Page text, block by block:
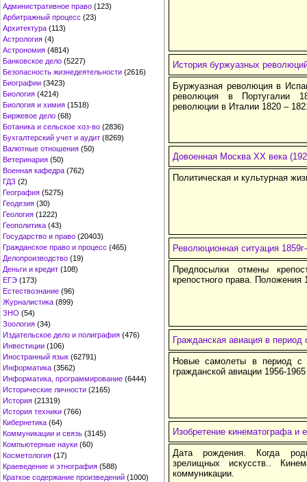
Административное право (123)
Арбитражный процесс (23)
Архитектура (113)
Астрология (4)
Астрономия (4814)
Банковское дело (5227)
Безопасность жизнедеятельности (2616)
Биографии (3423)
Биология (4214)
Биология и химия (1518)
Биржевое дело (68)
Ботаника и сельское хоз-во (2836)
Бухгалтерский учет и аудит (8269)
Валютные отношения (50)
Ветеринария (50)
Военная кафедра (762)
ГДЗ (2)
География (5275)
Геодезия (30)
Геология (1222)
Геополитика (43)
Государство и право (20403)
Гражданское право и процесс (465)
Делопроизводство (19)
Деньги и кредит (108)
ЕГЭ (173)
Естествознание (96)
Журналистика (899)
ЗНО (54)
Зоология (34)
Издательское дело и полиграфия (476)
Инвестиции (106)
Иностранный язык (62791)
Информатика (3562)
Информатика, программирование (6444)
Исторические личности (2165)
История (21319)
История техники (766)
Кибернетика (64)
Коммуникации и связь (3145)
Компьютерные науки (60)
Косметология (17)
Краеведение и этнография (588)
Краткое содержание произведений (1000)
История буржуазных
Буржуазная революция в
революция в Португалии
революции в Италии 1820 –
Довоенная Москва ХХ века
Политическая и культурная
Революционная ситуация
Предпосылки отмены
крепостного права. Положения
Гражданская авиация в период
Новые самолеты в период с
гражданской авиации 1956-
Изобретение кинематографа и
Дата рождения. Когда
зрелищных искусств..
коммуникации.